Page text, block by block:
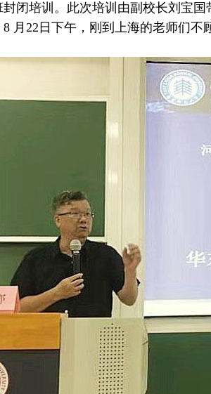
封闭培训。此次培训由副校长刘宝
8 月22日下午，刚到上海的老师们不